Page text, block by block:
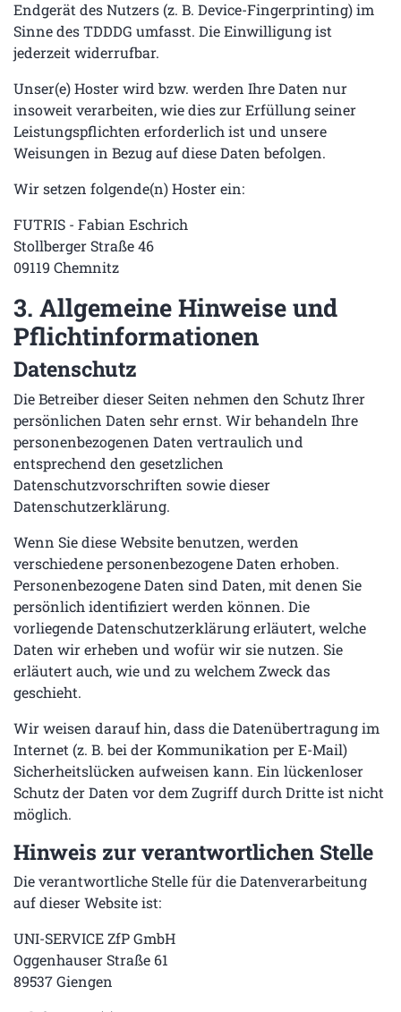
Endgerät des Nutzers (z. B. Device-Fingerprinting) im
Sinne des TDDDG umfasst. Die Einwilligung ist
jederzeit widerrufbar.
Unser(e) Hoster wird bzw. werden Ihre Daten nur
insoweit verarbeiten, wie dies zur Erfüllung seiner
Leistungspflichten erforderlich ist und unsere
Weisungen in Bezug auf diese Daten befolgen.
Wir setzen folgende(n) Hoster ein:
FUTRIS - Fabian Eschrich
Stollberger Straße 46
09119 Chemnitz
3. Allgemeine Hinweise und
Pflicht­informationen
Datenschutz
Die Betreiber dieser Seiten nehmen den Schutz Ihrer
persönlichen Daten sehr ernst. Wir behandeln Ihre
personenbezogenen Daten vertraulich und
entsprechend den gesetzlichen
Datenschutzvorschriften sowie dieser
Datenschutzerklärung.
Wenn Sie diese Website benutzen, werden
verschiedene personenbezogene Daten erhoben.
Personenbezogene Daten sind Daten, mit denen Sie
persönlich identifiziert werden können. Die
vorliegende Datenschutzerklärung erläutert, welche
Daten wir erheben und wofür wir sie nutzen. Sie
erläutert auch, wie und zu welchem Zweck das
geschieht.
Wir weisen darauf hin, dass die Datenübertragung im
Internet (z. B. bei der Kommunikation per E-Mail)
Sicherheitslücken aufweisen kann. Ein lückenloser
Schutz der Daten vor dem Zugriff durch Dritte ist nicht
möglich.
Hinweis zur verantwortlichen Stelle
Die verantwortliche Stelle für die Datenverarbeitung
auf dieser Website ist:
UNI-SERVICE ZfP GmbH
Oggenhauser Straße 61
89537 Giengen